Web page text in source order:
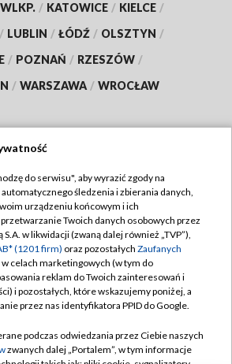
/ KATOWICE / KIELCE /
/ LUBLIN / ŁÓDŹ / OLSZTYN /
/ POZNAŃ / RZESZÓW /
/ WARSZAWA / WROCŁAW
TVP
TVP
Cyfrowa
Regulamin TVP
Polityka prywatności
Moje zgody
Pomoc
Kontakt
do serwisu", aby wyrazić zgody na
śledzenia i zbierania danych,
urządzeniu końcowym i ich
Twoich danych osobowych przez
w likwidacji (zwaną dalej również „TVP”),
(1201 firm) oraz pozostałych Zaufanych
w celach marketingowych (w tym do
reklam do Twoich zainteresowań i
i pozostałych, które wskazujemy poniżej, a
przez nas identyfikatora PPID do Google.
podczas odwiedzania przez Ciebie naszych
zwanych dalej „Portalem”, w tym informacje